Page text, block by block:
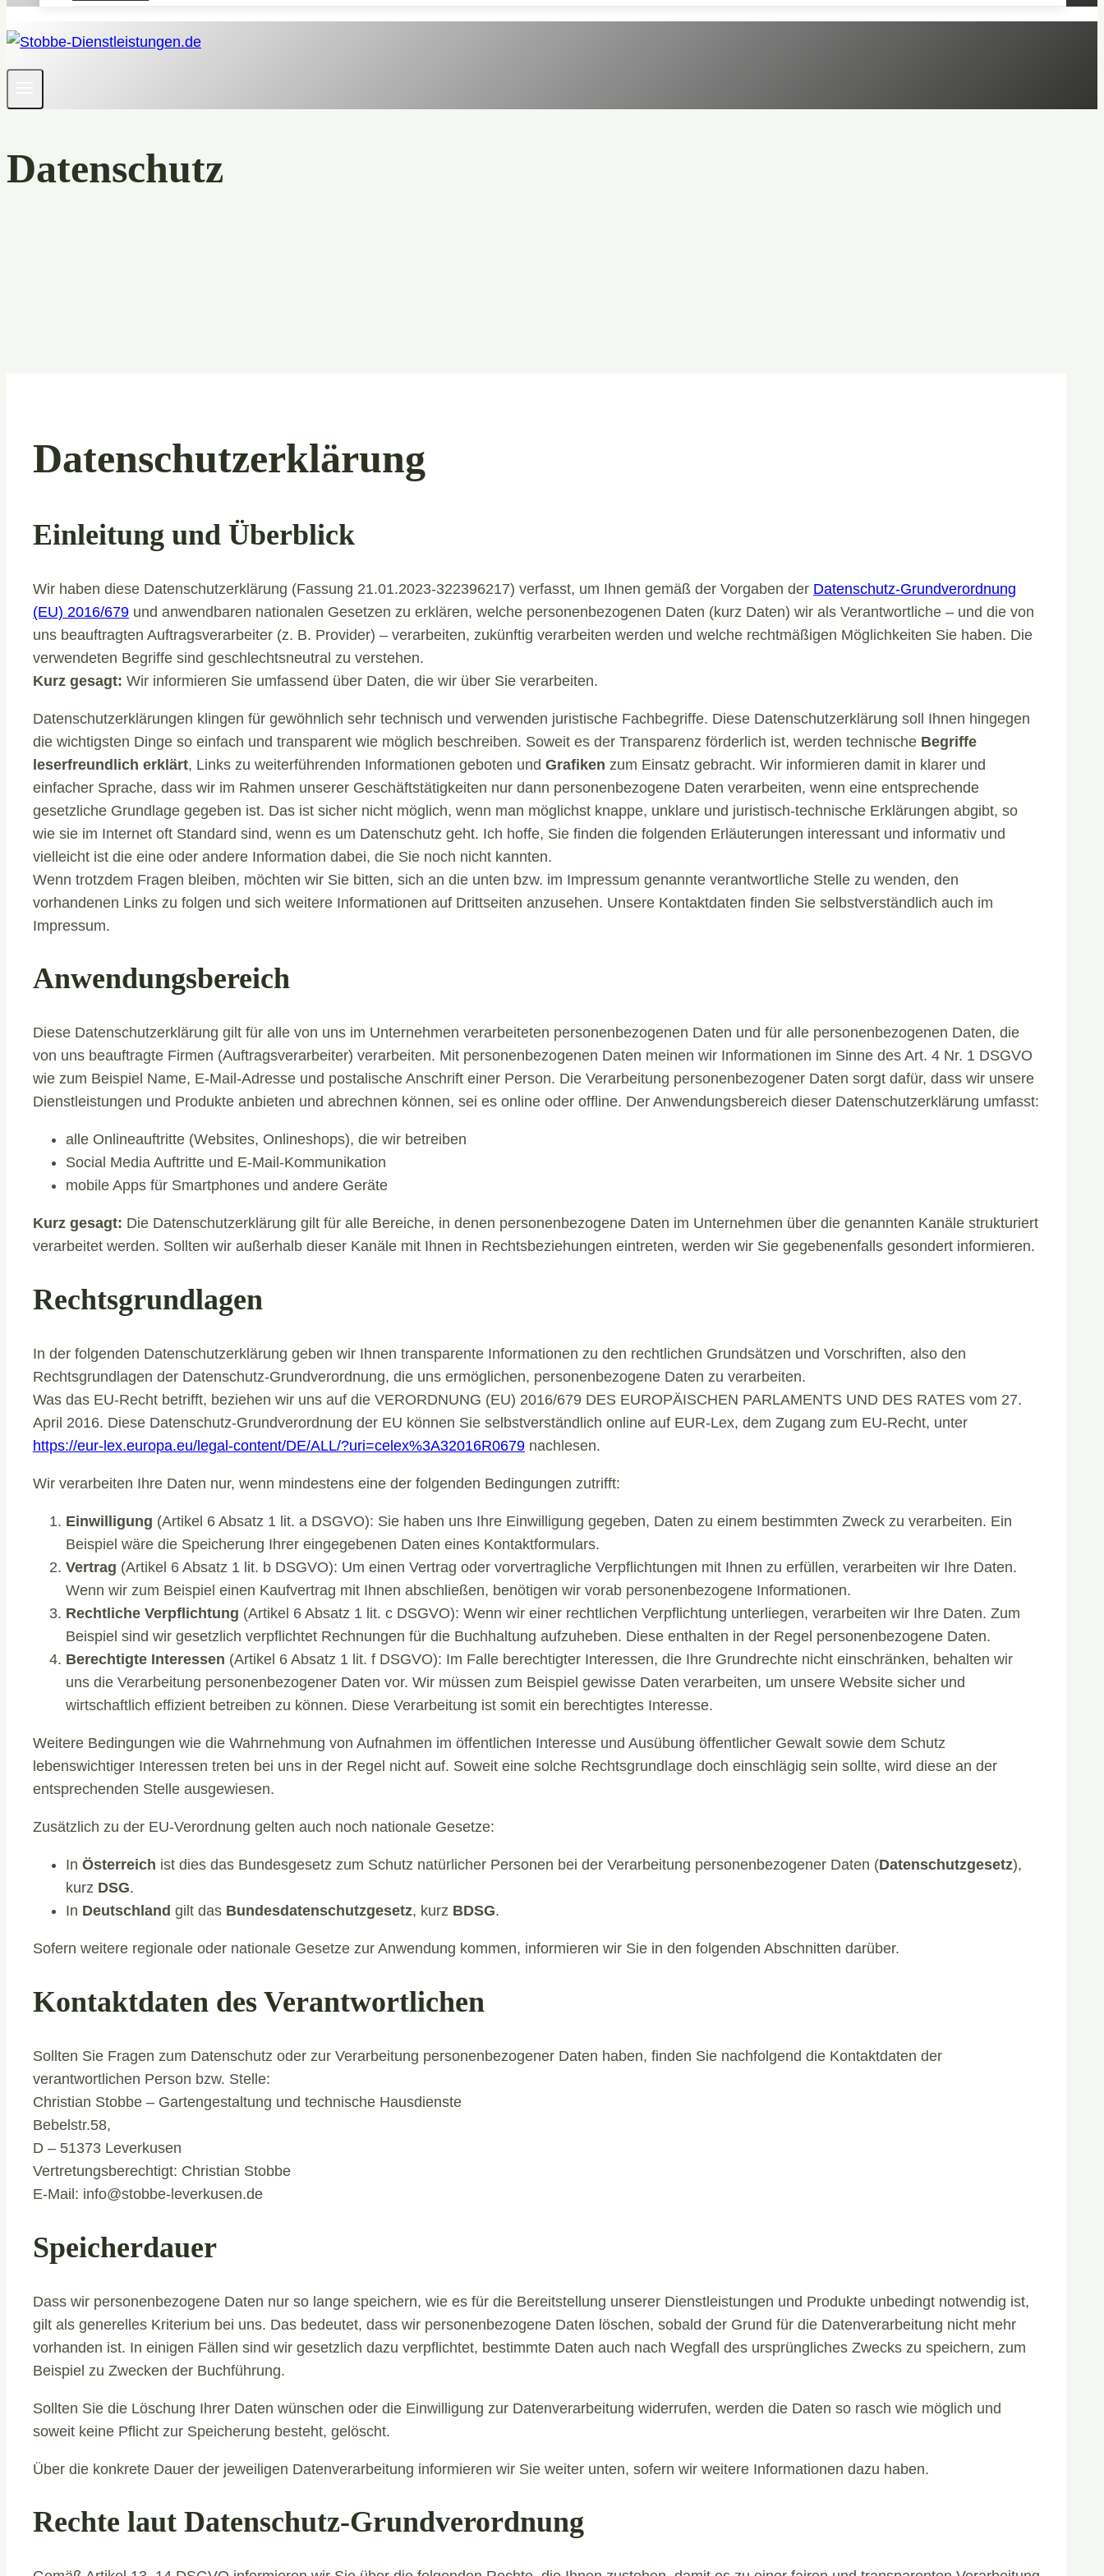
Datenschutz
Datenschutzerklärung
Einleitung und Überblick
Wir haben diese Datenschutzerklärung (Fassung 21.01.2023-322396217) verfasst, um Ihnen gemäß der Vorgaben der Datenschutz-Grundverordnung
(EU) 2016/679 und anwendbaren nationalen Gesetzen zu erklären, welche personenbezogenen Daten (kurz Daten) wir als Verantwortliche – und die von
uns beauftragten Auftragsverarbeiter (z. B. Provider) – verarbeiten, zukünftig verarbeiten werden und welche rechtmäßigen Möglichkeiten Sie haben. Die
verwendeten Begriffe sind geschlechtsneutral zu verstehen.
Kurz gesagt: Wir informieren Sie umfassend über Daten, die wir über Sie verarbeiten.
Datenschutzerklärungen klingen für gewöhnlich sehr technisch und verwenden juristische Fachbegriffe. Diese Datenschutzerklärung soll Ihnen hingegen
die wichtigsten Dinge so einfach und transparent wie möglich beschreiben. Soweit es der Transparenz förderlich ist, werden technische Begriffe
leserfreundlich erklärt, Links zu weiterführenden Informationen geboten und Grafiken zum Einsatz gebracht. Wir informieren damit in klarer und
einfacher Sprache, dass wir im Rahmen unserer Geschäftstätigkeiten nur dann personenbezogene Daten verarbeiten, wenn eine entsprechende
gesetzliche Grundlage gegeben ist. Das ist sicher nicht möglich, wenn man möglichst knappe, unklare und juristisch-technische Erklärungen abgibt, so
wie sie im Internet oft Standard sind, wenn es um Datenschutz geht. Ich hoffe, Sie finden die folgenden Erläuterungen interessant und informativ und
vielleicht ist die eine oder andere Information dabei, die Sie noch nicht kannten.
Wenn trotzdem Fragen bleiben, möchten wir Sie bitten, sich an die unten bzw. im Impressum genannte verantwortliche Stelle zu wenden, den
vorhandenen Links zu folgen und sich weitere Informationen auf Drittseiten anzusehen. Unsere Kontaktdaten finden Sie selbstverständlich auch im
Impressum.
Anwendungsbereich
Diese Datenschutzerklärung gilt für alle von uns im Unternehmen verarbeiteten personenbezogenen Daten und für alle personenbezogenen Daten, die
von uns beauftragte Firmen (Auftragsverarbeiter) verarbeiten. Mit personenbezogenen Daten meinen wir Informationen im Sinne des Art. 4 Nr. 1 DSGVO
wie zum Beispiel Name, E-Mail-Adresse und postalische Anschrift einer Person. Die Verarbeitung personenbezogener Daten sorgt dafür, dass wir unsere
Dienstleistungen und Produkte anbieten und abrechnen können, sei es online oder offline. Der Anwendungsbereich dieser Datenschutzerklärung umfasst:
alle Onlineauftritte (Websites, Onlineshops), die wir betreiben
Social Media Auftritte und E-Mail-Kommunikation
mobile Apps für Smartphones und andere Geräte
Kurz gesagt: Die Datenschutzerklärung gilt für alle Bereiche, in denen personenbezogene Daten im Unternehmen über die genannten Kanäle strukturiert
verarbeitet werden. Sollten wir außerhalb dieser Kanäle mit Ihnen in Rechtsbeziehungen eintreten, werden wir Sie gegebenenfalls gesondert informieren.
Rechtsgrundlagen
In der folgenden Datenschutzerklärung geben wir Ihnen transparente Informationen zu den rechtlichen Grundsätzen und Vorschriften, also den
Rechtsgrundlagen der Datenschutz-Grundverordnung, die uns ermöglichen, personenbezogene Daten zu verarbeiten.
Was das EU-Recht betrifft, beziehen wir uns auf die VERORDNUNG (EU) 2016/679 DES EUROPÄISCHEN PARLAMENTS UND DES RATES vom 27.
April 2016. Diese Datenschutz-Grundverordnung der EU können Sie selbstverständlich online auf EUR-Lex, dem Zugang zum EU-Recht, unter
https://eur-lex.europa.eu/legal-content/DE/ALL/?uri=celex%3A32016R0679 nachlesen.
Wir verarbeiten Ihre Daten nur, wenn mindestens eine der folgenden Bedingungen zutrifft:
Einwilligung (Artikel 6 Absatz 1 lit. a DSGVO): Sie haben uns Ihre Einwilligung gegeben, Daten zu einem bestimmten Zweck zu verarbeiten. Ein
Beispiel wäre die Speicherung Ihrer eingegebenen Daten eines Kontaktformulars.
Vertrag (Artikel 6 Absatz 1 lit. b DSGVO): Um einen Vertrag oder vorvertragliche Verpflichtungen mit Ihnen zu erfüllen, verarbeiten wir Ihre Daten.
Wenn wir zum Beispiel einen Kaufvertrag mit Ihnen abschließen, benötigen wir vorab personenbezogene Informationen.
Rechtliche Verpflichtung (Artikel 6 Absatz 1 lit. c DSGVO): Wenn wir einer rechtlichen Verpflichtung unterliegen, verarbeiten wir Ihre Daten. Zum
Beispiel sind wir gesetzlich verpflichtet Rechnungen für die Buchhaltung aufzuheben. Diese enthalten in der Regel personenbezogene Daten.
Berechtigte Interessen (Artikel 6 Absatz 1 lit. f DSGVO): Im Falle berechtigter Interessen, die Ihre Grundrechte nicht einschränken, behalten wir
uns die Verarbeitung personenbezogener Daten vor. Wir müssen zum Beispiel gewisse Daten verarbeiten, um unsere Website sicher und
wirtschaftlich effizient betreiben zu können. Diese Verarbeitung ist somit ein berechtigtes Interesse.
Weitere Bedingungen wie die Wahrnehmung von Aufnahmen im öffentlichen Interesse und Ausübung öffentlicher Gewalt sowie dem Schutz
lebenswichtiger Interessen treten bei uns in der Regel nicht auf. Soweit eine solche Rechtsgrundlage doch einschlägig sein sollte, wird diese an der
entsprechenden Stelle ausgewiesen.
Zusätzlich zu der EU-Verordnung gelten auch noch nationale Gesetze:
In Österreich ist dies das Bundesgesetz zum Schutz natürlicher Personen bei der Verarbeitung personenbezogener Daten (Datenschutzgesetz),
kurz DSG.
In Deutschland gilt das Bundesdatenschutzgesetz, kurz BDSG.
Sofern weitere regionale oder nationale Gesetze zur Anwendung kommen, informieren wir Sie in den folgenden Abschnitten darüber.
Kontaktdaten des Verantwortlichen
Sollten Sie Fragen zum Datenschutz oder zur Verarbeitung personenbezogener Daten haben, finden Sie nachfolgend die Kontaktdaten der
verantwortlichen Person bzw. Stelle:
Christian Stobbe – Gartengestaltung und technische Hausdienste
Bebelstr.58,
D – 51373 Leverkusen
Vertretungsberechtigt: Christian Stobbe
E-Mail: info@stobbe-leverkusen.de
Speicherdauer
Dass wir personenbezogene Daten nur so lange speichern, wie es für die Bereitstellung unserer Dienstleistungen und Produkte unbedingt notwendig ist,
gilt als generelles Kriterium bei uns. Das bedeutet, dass wir personenbezogene Daten löschen, sobald der Grund für die Datenverarbeitung nicht mehr
vorhanden ist. In einigen Fällen sind wir gesetzlich dazu verpflichtet, bestimmte Daten auch nach Wegfall des ursprüngliches Zwecks zu speichern, zum
Beispiel zu Zwecken der Buchführung.
Sollten Sie die Löschung Ihrer Daten wünschen oder die Einwilligung zur Datenverarbeitung widerrufen, werden die Daten so rasch wie möglich und
soweit keine Pflicht zur Speicherung besteht, gelöscht.
Über die konkrete Dauer der jeweiligen Datenverarbeitung informieren wir Sie weiter unten, sofern wir weitere Informationen dazu haben.
Rechte laut Datenschutz-Grundverordnung